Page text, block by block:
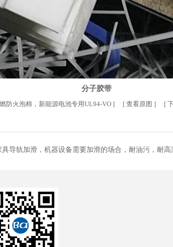
分子胶带
防火泡棉，新能源电池专用UL94-VO] [ 查看原图 ] [
导轨加滑，机器设备需要加滑的场合，耐油污，耐高